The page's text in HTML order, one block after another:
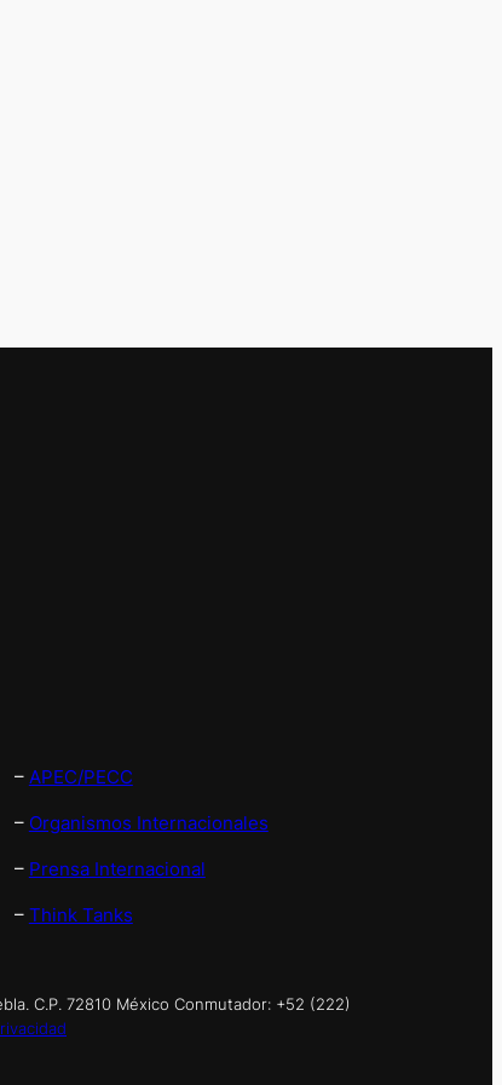
– APEC/PECC
– Organismos Internacionales
– Prensa Internacional
– Think Tanks
C.P. 72810 México Conmutador: +52 (222)